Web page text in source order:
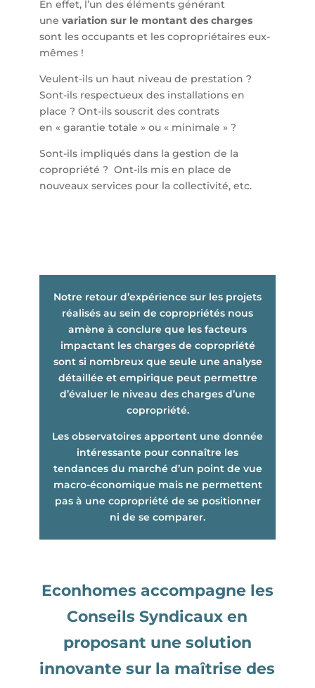
En effet, l’un des éléments générant
une variation sur le montant des charges
sont les occupants et les copropriétaires eux-
mêmes !
Veulent-ils un haut niveau de prestation ?
Sont-ils respectueux des installations en
place ? Ont-ils souscrit des contrats
en « garantie totale » ou « minimale » ?
Sont-ils impliqués dans la gestion de la
copropriété ? Ont-ils mis en place de
nouveaux services pour la collectivité, etc.
Notre retour d’expérience sur les projets
réalisés au sein de copropriétés nous
amène à conclure que les facteurs
impactant les charges de copropriété
sont si nombreux que seule une analyse
détaillée et empirique peut permettre
d’évaluer le niveau des charges d’une
copropriété.
Les observatoires apportent une donnée
intéressante pour connaître les
tendances du marché d’un point de vue
macro-économique mais ne permettent
pas à une copropriété de se positionner
ni de se comparer.
Econhomes accompagne les
Conseils Syndicaux en
proposant une solution
innovante sur la maîtrise des